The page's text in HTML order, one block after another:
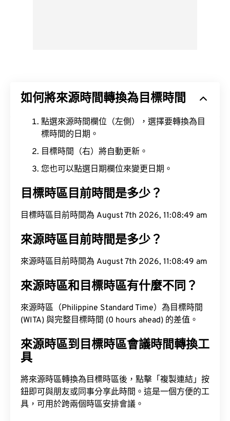
如何將來源時間轉換為目標時間
點選來源時間欄位（左側），選擇要轉換為目
標時間的日期。
目標時間（右）將自動更新。
您也可以點選日期欄位來變更日期。
目標時區目前時間是多少？
目標時區目前時間為 August 7th 2026, 11:08:50 am
來源時區目前時間是多少？
來源時區目前時間為 August 7th 2026, 11:08:50 am
來源時區和目標時區有什麼不同？
來源時區（Philippine Standard Time）為目標時間
(WITA) 與完整目標時間 (0 hours ahead) 的差值。
來源時區到目標時區會議時間轉換工
具
將來源時區轉換為目標時區後，點擊「複製連結」按
鈕即可與朋友或同事分享此時間。這是一個方便的工
具，可用於跨兩個時區安排會議。